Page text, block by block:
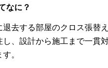
なに？
退去する部屋のクロス張替
し、設計から施工まで一貫
。